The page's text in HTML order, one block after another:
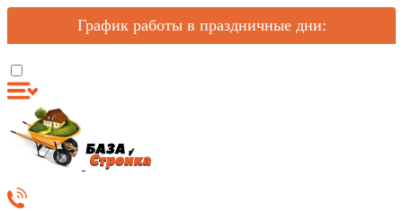
График работы в праздничные дни: